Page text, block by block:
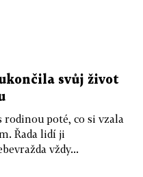
svůj život
rodinou poté, co si vzala
Řada lidí ji
vždy...